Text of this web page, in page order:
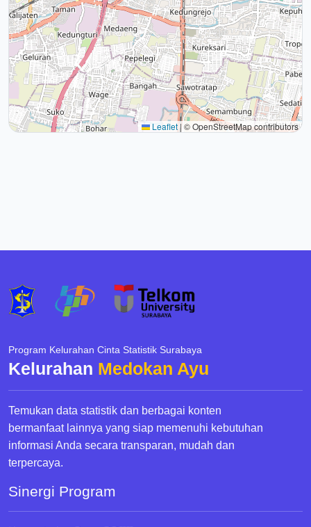
Leaflet| © OpenStreetMap contributors
Program Kelurahan Cinta Statistik Surabaya
Kelurahan Medokan Ayu
Temukan data statistik dan berbagai konten
bermanfaat lainnya yang siap memenuhi kebutuhan
informasi Anda secara transparan, mudah dan
terpercaya.
Sinergi Program